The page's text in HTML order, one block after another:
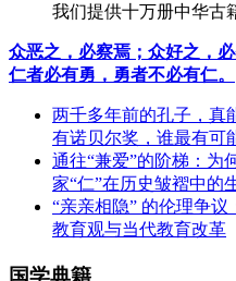
我们提供十万册中华古
众恶之，必察焉；众好之，必
仁者必有勇，勇者不必有仁。
两千多年前的孔子，真
有诺贝尔奖，谁最有可
通往“兼爱”的阶梯：为
家“仁”在历史皱褶中的
“亲亲相隐” 的伦理争
教育观与当代教育改革
国学典籍